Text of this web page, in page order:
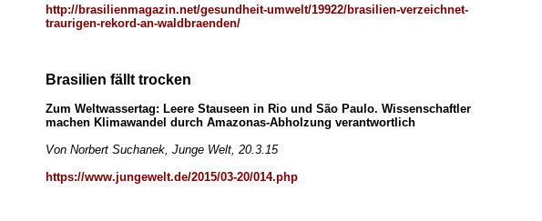
http://brasilienmagazin.net/gesundheit-umwelt/19922/brasilien-verzeichnet-
traurigen-rekord-an-waldbraenden/
Brasilien fällt trocken
Zum Weltwassertag: Leere Stauseen in Rio und São Paulo. Wissenschaftler
machen Klimawandel durch Amazonas-Abholzung verantwortlich
Von Norbert Suchanek, Junge Welt, 20.3.15
https://www.jungewelt.de/2015/03-20/014.php